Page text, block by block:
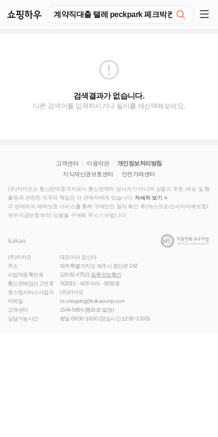
검색결과가 없습니다.
다른 검색어를 입력하시거나 필터를 재선택해보세요.
고객센터 이용약관
개인정보처리방침
지식재산권보호센터
안전거래센터
(주)카카오는 통신판매중개자로서 통신판매의 당사자가 아니며 상품의 주문, 배송 및 환
불등과 관련한 의무와 책임은 각 판매자에게 있습니다. 자세히 보기 >
각 판매처의 매매보호 서비스를 통해 구매안전 절차 확인 후(에스크로/소비자피해보험/
재무지금보증계약) 상품을 구매해 주시기 바랍니다.
(주)카카오
대표이사 정신아
주소
제주특별자치도 제주시 첨단로 242
사업자등록번호
120-81-47521 등록정보확인
통신판매업신고번호
제2015 - 제주아라 - 0032호
호스팅서비스사업자
(주)카카오
이메일
cs.shopping@kakaocorp.com
고객센터
1544-5664(통화료 발생)
상담가능시간
평일 09:00~18:00 (점심시간 12:00~13:00)